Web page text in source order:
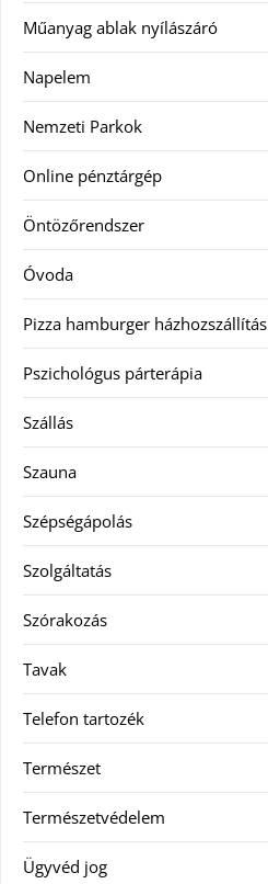
Műanyag ablak nyílászáró
Napelem
Nemzeti Parkok
Online pénztárgép
Öntözőrendszer
Óvoda
Pizza hamburger házhozszállítás
Pszichológus párterápia
Szállás
Szauna
Szépségápolás
Szolgáltatás
Szórakozás
Tavak
Telefon tartozék
Természet
Természetvédelem
Ügyvéd jog